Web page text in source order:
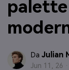
Da Julian
Jun 11, 26 ·